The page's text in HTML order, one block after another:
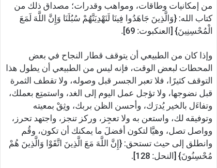
من إمكانيات وطاقات، ومواهب وقدرات؛ مصداق ذلك من
كتاب الله: {وَالَّذِينَ جَاهَدُوا فِينَا لَنَهْدِيَنَّهُمْ سُبُلَنَا وَإِنَّ اللَّهَ لَمَعَ
الْمُحْسِنِينَ} [العنكبوت: 69].
وإذا كان من الطبيعي أن يتوقف قطار النجاح في بعض
المحطات لبعض الوقت، فإنه ليس من الطبيعي أن يطول هذا
التوقف كثيرًا، فلا تعبر الجسر قبل وصوله، ولا تقطف الثمرة
قبل نضوجها، ولا تؤجل عمل اليوم إلى الغد، واستمتِع بعملك،
وتفاءَل بالخير يُدرَك، وأحسن الظن بربك، وثِقْ بمعيته
وتوفيقه لك، واستعن به ولا تعجِز، وركز تنجز، واجتهد تحرز،
وواصل تصل، وهيَّا لتكون أفضلَ ما يمكنك أن تكون، وقُم
وانطلق إلى حيث تستحق: {إِنَّ اللَّهَ مَعَ الَّذِينَ اتَّقَوْا وَالَّذِينَ هُمْ
مُحْسِنُونَ} [النحل: 128].